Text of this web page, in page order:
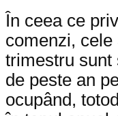
În ceea ce
comenzi,
trimestru sunt
de peste an
ocupând,